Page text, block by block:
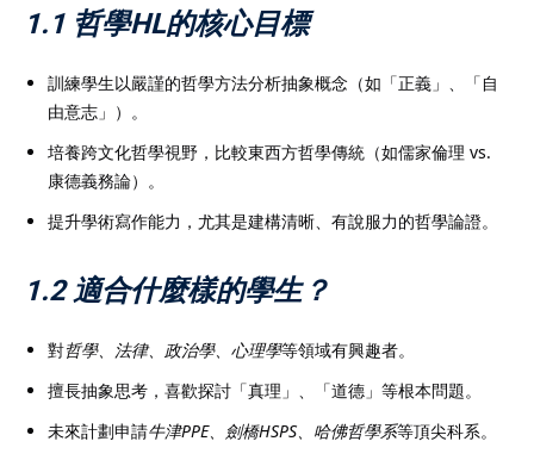
1.1 哲學HL的核心目標
訓練學生以嚴謹的哲學方法分析抽象概念（如「正義」、「自
由意志」）。
培養跨文化哲學視野，比較東西方哲學傳統（如儒家倫理 vs.
康德義務論）。
提升學術寫作能力，尤其是建構清晰、有說服力的哲學論證。
1.2 適合什麼樣的學生？
對哲學、法律、政治學、心理學等領域有興趣者。
擅長抽象思考，喜歡探討「真理」、「道德」等根本問題。
未來計劃申請牛津PPE、劍橋HSPS、哈佛哲學系等頂尖科系。